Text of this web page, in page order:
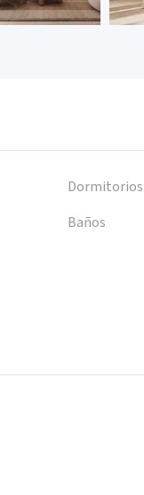
Dormitorios
Baños